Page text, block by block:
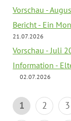
Vorschau -
Bericht - Ein
21.07.2026
Vorschau - Juli
Information -
02.07.2026
1 2 3